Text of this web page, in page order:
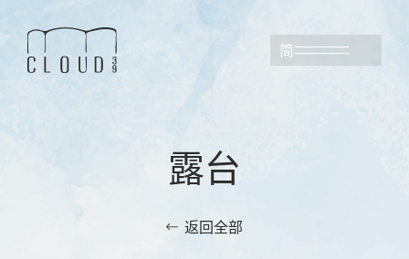
简
露台
返回全部